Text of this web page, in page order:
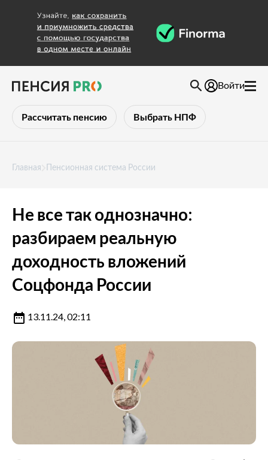
Рассчитать пенсию Выбрать НПФ
Войти
Главная Пенсионная система России
Не все так однозначно:
разбираем реальную
доходность вложений
Соцфонда России
13.11.24, 02:11